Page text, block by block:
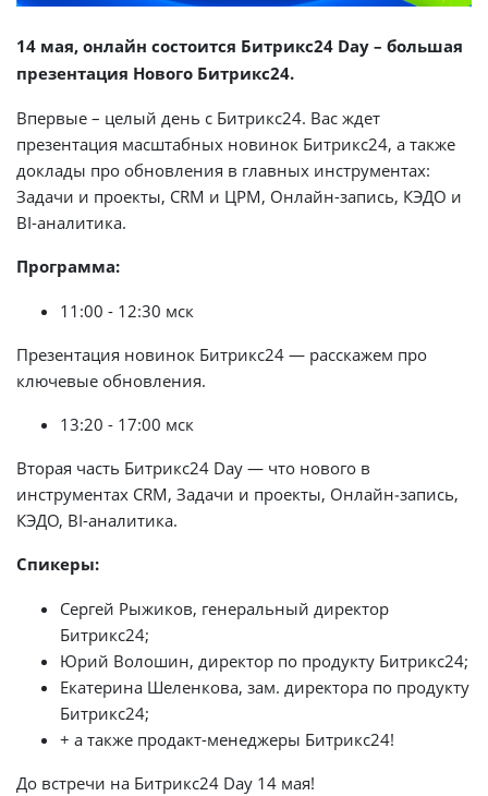
14 мая, онлайн состоится Битрикс24 Day – большая
презентация Нового Битрикс24.
Впервые – целый день с Битрикс24. Вас ждет
презентация масштабных новинок Битрикс24, а также
доклады про обновления в главных инструментах:
Задачи и проекты, CRM и ЦРМ, Онлайн-запись, КЭДО и
BI-аналитика.
Программа:
11:00 - 12:30 мск
Презентация новинок Битрикс24 — расскажем про
ключевые обновления.
13:20 - 17:00 мск
Вторая часть Битрикс24 Day — что нового в
инструментах CRM, Задачи и проекты, Онлайн‑запись,
КЭДО, BI-аналитика.
Спикеры:
Сергей Рыжиков, генеральный директор
Битрикс24;
Юрий Волошин, директор по продукту Битрикс24;
Екатерина Шеленкова, зам. директора по продукту
Битрикс24;
+ а также продакт-менеджеры Битрикс24!
До встречи на Битрикс24 Day 14 мая!